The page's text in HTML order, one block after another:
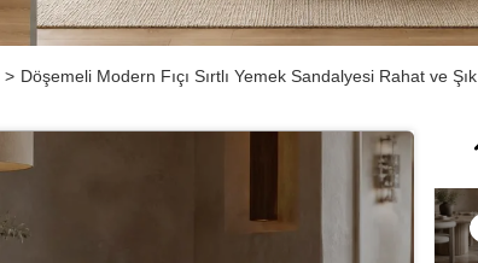
> Döşemeli Modern Fıçı Sırtlı Yemek Sandalyesi Rahat ve Şık